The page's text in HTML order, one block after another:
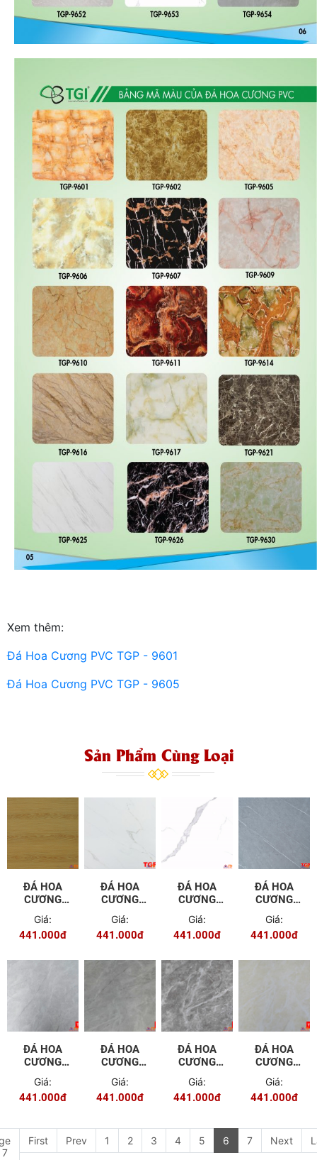
Xem thêm:
Đá Hoa Cương PVC TGP - 9601
Đá Hoa Cương PVC TGP - 9605
Sản Phẩm Cùng Loại
ĐÁ HOA
CƯƠNG
Giá:
441.000đ
ĐÁ HOA
CƯƠNG
Giá:
441.000đ
ĐÁ HOA
CƯƠNG
Giá:
441.000đ
ĐÁ HOA
CƯƠNG
Giá:
441.000đ
ĐÁ HOA
CƯƠNG
PVC - 9654
Giá:
441.000đ
ĐÁ HOA
CƯƠNG
PVC - 9655
Giá:
441.000đ
ĐÁ HOA
CƯƠNG
PVC - 9656
Giá:
441.000đ
ĐÁ HOA
CƯƠNG
PVC - 9657
Giá:
441.000đ
First Prev 1 2 3 4 5 6 7 Next